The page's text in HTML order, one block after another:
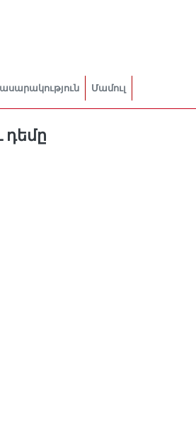
Մամուլ
դեմը